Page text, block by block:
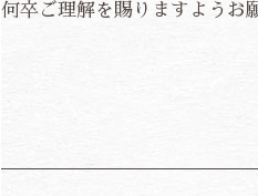
何卒ご理解を賜りますようお